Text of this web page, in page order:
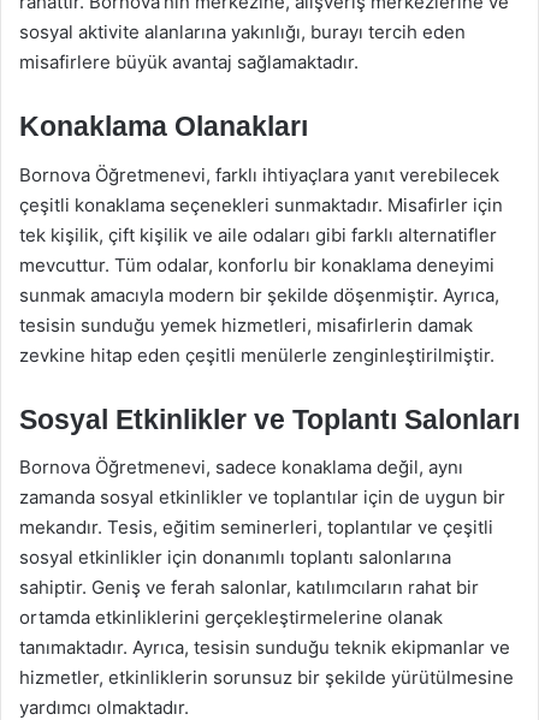
sosyal aktivite alanlarına yakınlığı, burayı tercih eden
misafirlere büyük avantaj sağlamaktadır.
Konaklama Olanakları
Bornova Öğretmenevi, farklı ihtiyaçlara yanıt verebilecek
çeşitli konaklama seçenekleri sunmaktadır. Misafirler için
tek kişilik, çift kişilik ve aile odaları gibi farklı alternatifler
mevcuttur. Tüm odalar, konforlu bir konaklama deneyimi
sunmak amacıyla modern bir şekilde döşenmiştir. Ayrıca,
tesisin sunduğu yemek hizmetleri, misafirlerin damak
zevkine hitap eden çeşitli menülerle zenginleştirilmiştir.
Sosyal Etkinlikler ve Toplantı Salonları
Bornova Öğretmenevi, sadece konaklama değil, aynı
zamanda sosyal etkinlikler ve toplantılar için de uygun bir
mekandır. Tesis, eğitim seminerleri, toplantılar ve çeşitli
sosyal etkinlikler için donanımlı toplantı salonlarına
sahiptir. Geniş ve ferah salonlar, katılımcıların rahat bir
ortamda etkinliklerini gerçekleştirmelerine olanak
tanımaktadır. Ayrıca, tesisin sunduğu teknik ekipmanlar ve
hizmetler, etkinliklerin sorunsuz bir şekilde yürütülmesine
yardımcı olmaktadır.